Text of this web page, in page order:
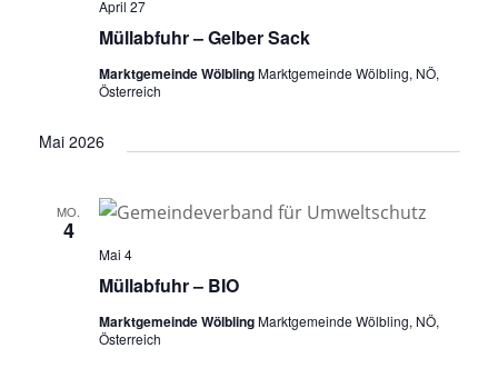
Müllabfuhr – Gelber Sack
April 27
Marktgemeinde WölblingMarktgemeinde Wölbling, NÖ,
Österreich
Mai 2026
MO.
4
Müllabfuhr – BIO
Mai 4
Marktgemeinde WölblingMarktgemeinde Wölbling, NÖ,
Österreich